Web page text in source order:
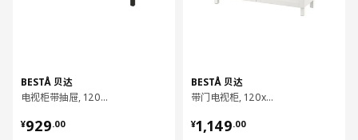
BESTÅ 贝达
电视柜带抽屉, 120x42x48 厘米
¥929.00
¥ 929.00
BESTÅ 贝达
带门电视柜, 120x42x74 厘米
¥1,149.00
¥ 1149.00